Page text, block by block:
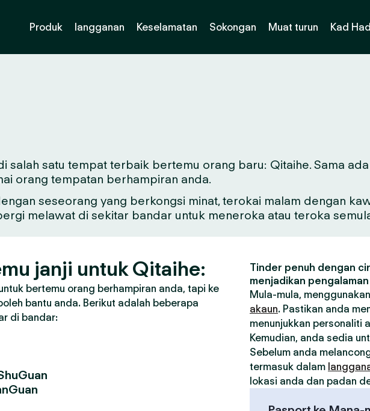
Produk langganan Keselamatan Sokongan Muat turun Kad
salah satu tempat terbaik bertemu orang baru: Qitaihe. Sama
orang tempatan berhampiran anda.
seseorang yang berkongsi minat, terokai malam dengan
melawat di sekitar bandar untuk meneroka atau teroka
janji untuk Qitaihe:
bertemu orang berhampiran anda, tapi ke
bantu anda. Berikut adalah beberapa
di bandar:
Tinder penuh dengan
menjadikan
Mula-mula,
akaun. Pastikan anda
menunjukkan personaliti
Kemudian, anda sedia
Sebelum anda
termasuk dalam
lokasi anda dan padan